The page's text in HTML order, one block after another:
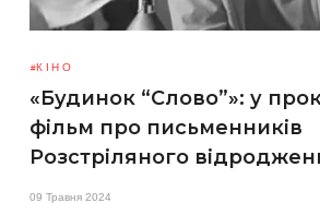
КІНО
«Будинок “Слово”»: у
фільм про письменників
Розстріляного
09 Травня 2024